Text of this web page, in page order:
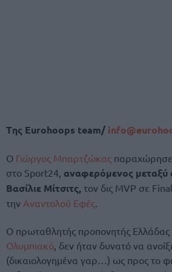
Tης Eurohoops team/
Ο Γιώργος Μπαρτζώκας παραχώρησε
στο Sport24, αναφερόμενος μεταξύ
Βασίλιε Μίτσιτς, τον δις MVP σε
την Αναντολού Εφές.
Ο πρωταθλητής προπονητής Ελλάδας
Ολυμπιακό, δεν ήταν δυνατό να
(δικαιολογημένα γαρ…) ως προς το